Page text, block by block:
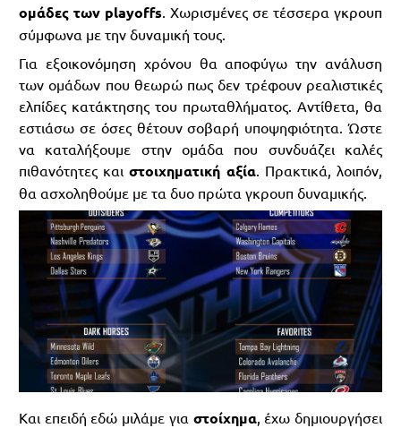
ομάδες των playoffs. Χωρισμένες σε τέσσερα γκρουπ
σύμφωνα με την δυναμική τους.
Για εξοικονόμηση χρόνου θα αποφύγω την ανάλυση
των ομάδων που θεωρώ πως δεν τρέφουν ρεαλιστικές
ελπίδες κατάκτησης του πρωταθλήματος. Αντίθετα, θα
εστιάσω σε όσες θέτουν σοβαρή υποψηφιότητα. Ώστε
να καταλήξουμε στην ομάδα που συνδυάζει καλές
πιθανότητες καιστοιχηματική αξία. Πρακτικά, λοιπόν,
θα ασχοληθούμε με τα δυο πρώτα γκρουπ δυναμικής.
Και επειδή εδώ μιλάμε για στοίχημα, έχω δημιουργήσει